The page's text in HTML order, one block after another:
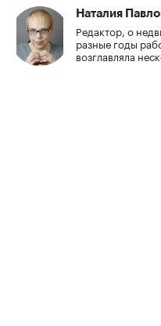
Наталия
Редактор, о
разные годы
возглавляла